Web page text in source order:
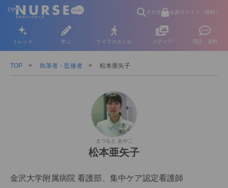
さがす 会員ログイン（無料）
トレンド 学ぶ ライフスタイル メディア 用語・資料
TOP 執筆者・監修者 松本亜矢子
まつもと あやこ
松本亜矢子
金沢大学附属病院 看護部、集中ケア認定看護師